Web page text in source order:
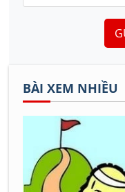
BÀI XEM NHIỀU